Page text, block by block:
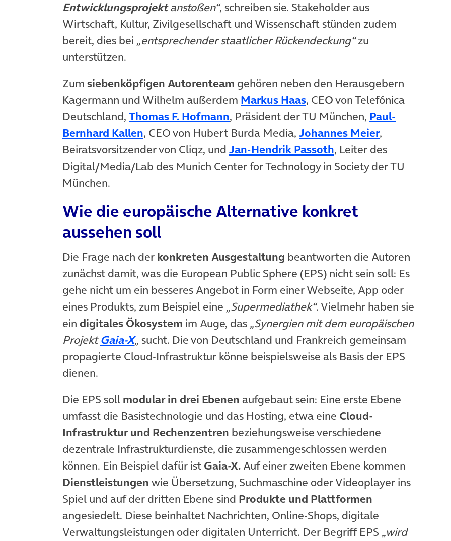
Entwicklungsprojektanstoßen“, schreiben sie. Stakeholder aus
Wirtschaft, Kultur, Zivilgesellschaft und Wissenschaft stünden zudem
bereit, dies bei „entsprechender staatlicher Rückendeckung“zu
unterstützen.
Zum siebenköpfigen Autorenteam gehören neben den Herausgebern
Kagermann und Wilhelm außerdem Markus Haas(öffnet in neuem Tab)
, CEO von Telefónica
Deutschland, Thomas F. Hofmann(öffnet in neuem Tab)
, Präsident der TU München, Paul-
Bernhard Kallen(öffnet in neuem Tab)
, CEO von Hubert Burda Media, Johannes Meier(öffnet in
,
Beiratsvorsitzender von Cliqz, und Jan-Hendrik Passoth(öffnet in neuem Tab)
, Leiter des
Digital/Media/Lab des Munich Center for Technology in Society der TU
München.
Wie die europäische Alternative konkret
aussehen soll
Die Frage nach der konkreten Ausgestaltung beantworten die Autoren
zunächst damit, was die European Public Sphere (EPS) nicht sein soll: Es
gehe nicht um ein besseres Angebot in Form einer Webseite, App oder
eines Produkts, zum Beispiel eine „Supermediathek“. Vielmehr haben sie
ein digitales Ökosystem im Auge, das „Synergien mit dem europäischen
ProjektGaia-X(öffnet in neuem Tab)
„ sucht. Die von Deutschland und Frankreich gemeinsam
propagierte Cloud-Infrastruktur könne beispielsweise als Basis der EPS
dienen.
Die EPS soll modular in drei Ebenen aufgebaut sein: Eine erste Ebene
umfasst die Basistechnologie und das Hosting, etwa eine Cloud-
Infrastruktur und Rechenzentren beziehungsweise verschiedene
dezentrale Infrastrukturdienste, die zusammengeschlossen werden
können. Ein Beispiel dafür ist Gaia-X. Auf einer zweiten Ebene kommen
Dienstleistungen wie Übersetzung, Suchmaschine oder Videoplayer ins
Spiel und auf der dritten Ebene sind Produkte und Plattformen
angesiedelt. Diese beinhaltet Nachrichten, Online-Shops, digitale
Verwaltungsleistungen oder digitalen Unterricht. Der Begriff EPS „wird